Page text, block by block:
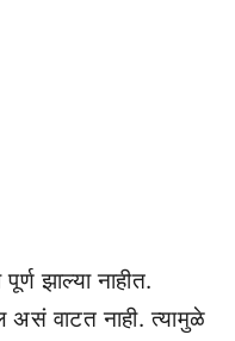
झाल्या नाहीत.
असं वाटत नाही. त्यामुळे